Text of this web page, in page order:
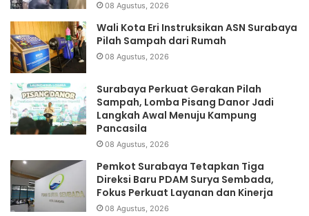
08 Agustus, 2026
Wali Kota Eri Instruksikan ASN Surabaya
Pilah Sampah dari Rumah
08 Agustus, 2026
Surabaya Perkuat Gerakan Pilah
Sampah, Lomba Pisang Danor Jadi
Langkah Awal Menuju Kampung
Pancasila
08 Agustus, 2026
Pemkot Surabaya Tetapkan Tiga
Direksi Baru PDAM Surya Sembada,
Fokus Perkuat Layanan dan Kinerja
08 Agustus, 2026